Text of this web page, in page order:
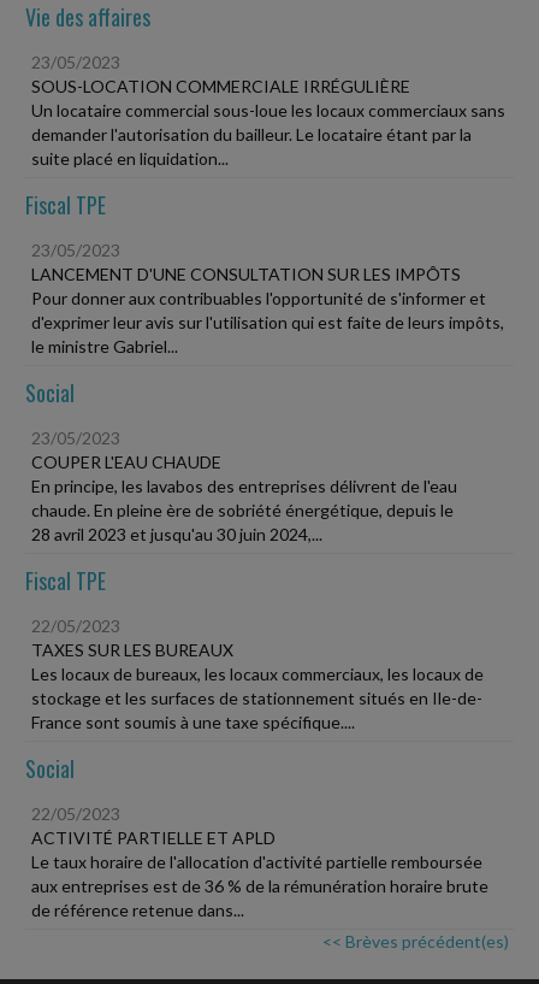
Vie des affaires
23/05/2023
SOUS-LOCATION COMMERCIALE IRRÉGULIÈRE
Un locataire commercial sous-loue les locaux commerciaux sans
demander l'autorisation du bailleur. Le locataire étant par la
suite placé en liquidation...
Fiscal TPE
23/05/2023
LANCEMENT D'UNE CONSULTATION SUR LES IMPÔTS
Pour donner aux contribuables l'opportunité de s'informer et
d'exprimer leur avis sur l'utilisation qui est faite de leurs impôts,
le ministre Gabriel...
Social
23/05/2023
COUPER L'EAU CHAUDE
En principe, les lavabos des entreprises délivrent de l'eau
chaude. En pleine ère de sobriété énergétique, depuis le
28 avril 2023 et jusqu'au 30 juin 2024,...
Fiscal TPE
22/05/2023
TAXES SUR LES BUREAUX
Les locaux de bureaux, les locaux commerciaux, les locaux de
stockage et les surfaces de stationnement situés en Ile-de-
France sont soumis à une taxe spécifique....
Social
22/05/2023
ACTIVITÉ PARTIELLE ET APLD
Le taux horaire de l'allocation d'activité partielle remboursée
aux entreprises est de 36 % de la rémunération horaire brute
de référence retenue dans...
<< Brèves précédent(es)